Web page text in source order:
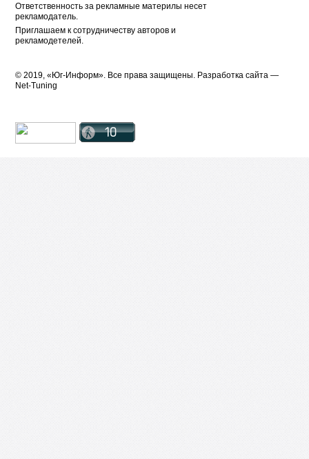
Ответственность за рекламные материлы несет
рекламодатель.
Приглашаем к сотрудничеству авторов и
рекламодетелей.
© 2019, «Юг-Информ». Все права защищены. Разработка cайта —
Net-Tuning